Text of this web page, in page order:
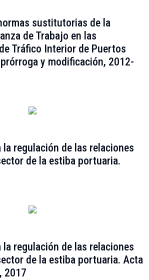
sustitutorias de la
de Trabajo en las
Tráfico Interior de Puertos
y modificación, 2012-
la regulación de las relaciones
de la estiba portuaria.
la regulación de las relaciones
de la estiba portuaria. Acta
2017